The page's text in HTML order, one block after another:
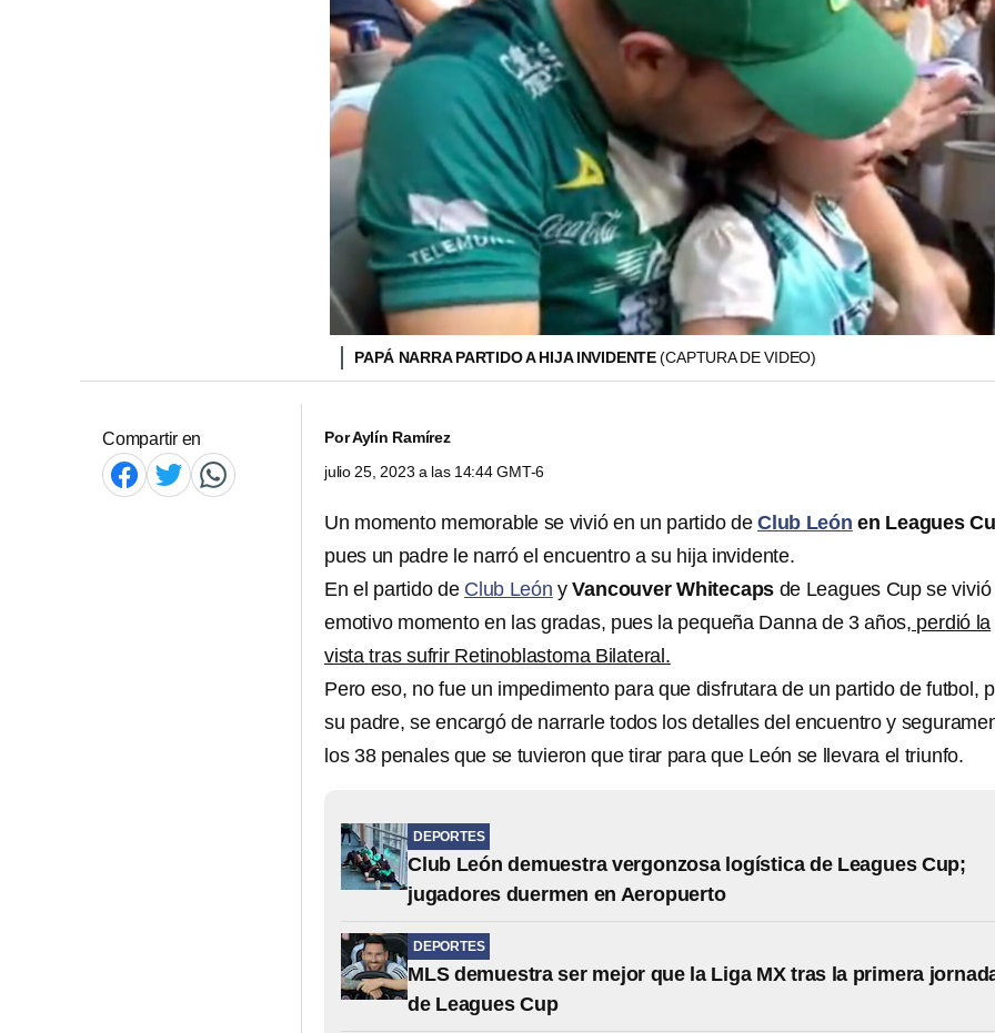
PAPÁ NARRA PARTIDO A HIJA INVIDENTE(CAPTURA DE VIDEO)
Compartir en PorAylín Ramírez
julio 25, 2023 a las 14:44 GMT-6
Un momento memorable se vivió en un partido de Club León en Leagues
pues un padre le narró el encuentro a su hija invidente.
En el partido de Club León yVancouver Whitecaps de Leagues Cup se vivió
emotivo momento en las gradas, pues la pequeña Danna de 3 años, perdió la
vista tras sufrir Retinoblastoma Bilateral.
Pero eso, no fue un impedimento para que disfrutara de un partido de futbol,
su padre, se encargó de narrarle todos los detalles del encuentro y
los 38 penales que se tuvieron que tirar para que León se llevara el triunfo.
DEPORTES
Club León demuestra vergonzosa logística de Leagues Cup;
jugadores duermen en Aeropuerto
DEPORTES
MLS demuestra ser mejor que la Liga MX tras la primera
de Leagues Cup